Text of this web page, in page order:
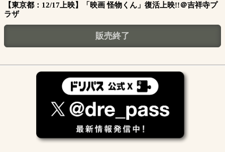
【東京都：12/17上映】「映画 怪物くん」復活上映!!＠吉祥寺プ
ラザ
販売終了